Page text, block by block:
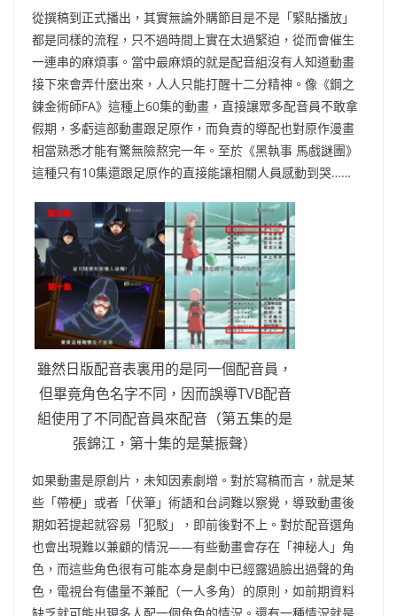
從撰稿到正式播出，其實無論外購節目是不是「緊貼播放」
都是同樣的流程，只不過時間上實在太過緊迫，從而會催生
一連串的麻煩事。當中最麻煩的就是配音組沒有人知道動畫
接下來會弄什麼出來，人人只能打醒十二分精神。像《鋼之
鍊金術師FA》這種上60集的動畫，直接讓眾多配音員不敢拿
假期，多虧這部動畫跟足原作，而負責的導配也對原作漫畫
相當熟悉才能有驚無險熬完一年。至於《黑執事 馬戲謎團》
這種只有10集還跟足原作的直接能讓相關人員感動到哭……
雖然日版配音表裏用的是同一個配音員，
但畢竟角色名字不同，因而誤導TVB配音
組使用了不同配音員來配音（第五集的是
張錦江，第十集的是葉振聲）
如果動畫是原創片，未知因素劇增。對於寫稿而言，就是某
些「帶梗」或者「伏筆」術語和台詞難以察覺，導致動畫後
期如若提起就容易「犯駁」，即前後對不上。對於配音選角
也會出現難以兼顧的情況——有些動畫會存在「神秘人」角
色，而這些角色很有可能本身是劇中已經露過臉出過聲的角
色，電視台有儘量不兼配（一人多角）的原則，如前期資料